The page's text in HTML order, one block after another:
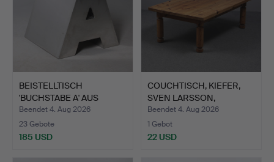
BEISTELLTISCH
'BUCHSTABE A' AUS
CHROM.
Beendet 4. Aug 2026
23 Gebote
185 USD
COUCHTISCH, KIEFER,
SVEN LARSSON,
MÖBELSHO…
Beendet 4. Aug 2026
1 Gebot
22 USD